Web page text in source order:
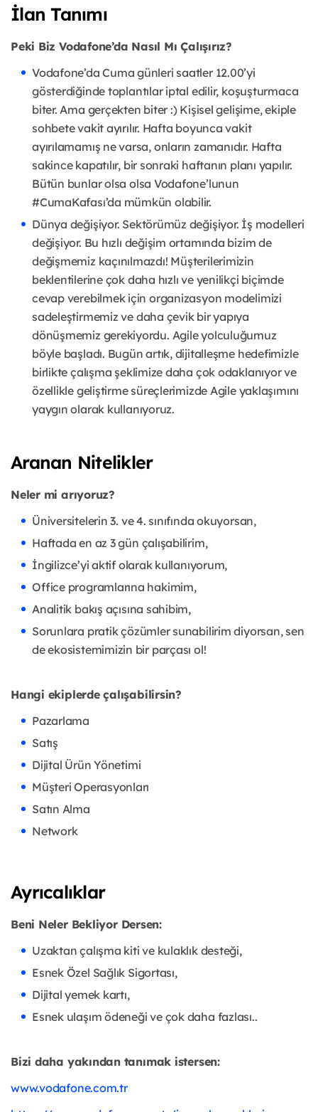
İlan Tanımı
Peki Biz Vodafone’da Nasıl Mı Çalışırız?
Vodafone’da Cuma günleri saatler 12.00’yi
gösterdiğinde toplantılar iptal edilir, koşuşturmaca
biter. Ama gerçekten biter :) Kişisel gelişime, ekiple
sohbete vakit ayırılır. Hafta boyunca vakit
ayırılamamış ne varsa, onların zamanıdır. Hafta
sakince kapatılır, bir sonraki haftanın planı yapılır.
Bütün bunlar olsa olsa Vodafone’lunun
#CumaKafası’da mümkün olabilir.
Dünya değişiyor. Sektörümüz değişiyor. İş modelleri
değişiyor. Bu hızlı değişim ortamında bizim de
değişmemiz kaçınılmazdı! Müşterilerimizin
beklentilerine çok daha hızlı ve yenilikçi biçimde
cevap verebilmek için organizasyon modelimizi
sadeleştirmemiz ve daha çevik bir yapıya
dönüşmemiz gerekiyordu. Agile yolculuğumuz
böyle başladı. Bugün artık, dijitalleşme hedefimizle
birlikte çalışma şeklimize daha çok odaklanıyor ve
özellikle geliştirme süreçlerimizde Agile yaklaşımını
yaygın olarak kullanıyoruz.
Aranan Nitelikler
Neler mi arıyoruz?
Üniversitelerin 3. ve 4. sınıfında okuyorsan,
Haftada en az 3 gün çalışabilirim,
İngilizce’yi aktif olarak kullanıyorum,
Office programlarına hakimim,
Analitik bakış açısına sahibim,
Sorunlara pratik çözümler sunabilirim diyorsan, sen
de ekosistemimizin bir parçası ol!
Hangi ekiplerde çalışabilirsin?
Pazarlama
Satış
Dijital Ürün Yönetimi
Müşteri Operasyonları
Satın Alma
Network
Ayrıcalıklar
Beni Neler Bekliyor Dersen:
Uzaktan çalışma kiti ve kulaklık desteği,
Esnek Özel Sağlık Sigortası,
Dijital yemek kartı,
Esnek ulaşım ödeneği ve çok daha fazlası..
Bizi daha yakından tanımak istersen:
www.vodafone.com.tr